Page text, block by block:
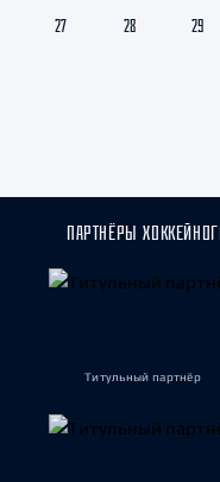
27 28 29
ПАРТНЁРЫ
Титульный партнёр